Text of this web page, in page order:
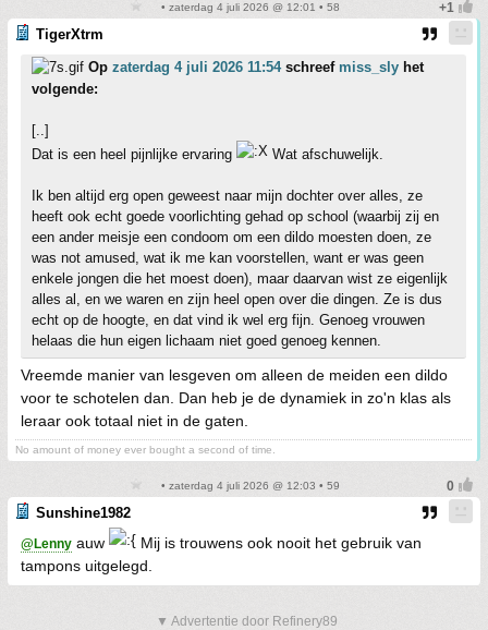
• zaterdag 4 juli 2026 @ 12:01 • 58
TigerXtrm
Op zaterdag 4 juli 2026 11:54schreef miss_sly het
volgende:
[..]
Dat is een heel pijnlijke ervaring
Wat afschuwelijk.
Ik ben altijd erg open geweest naar mijn dochter over alles, ze
heeft ook echt goede voorlichting gehad op school (waarbij zij en
een ander meisje een condoom om een dildo moesten doen, ze
was not amused, wat ik me kan voorstellen, want er was geen
enkele jongen die het moest doen), maar daarvan wist ze eigenlijk
alles al, en we waren en zijn heel open over die dingen. Ze is dus
echt op de hoogte, en dat vind ik wel erg fijn. Genoeg vrouwen
helaas die hun eigen lichaam niet goed genoeg kennen.
Vreemde manier van lesgeven om alleen de meiden een dildo
voor te schotelen dan. Dan heb je de dynamiek in zo'n klas als
leraar ook totaal niet in de gaten.
No amount of money ever bought a second of time.
• zaterdag 4 juli 2026 @ 12:03 • 59
Sunshine1982
@Lenny auw
Mij is trouwens ook nooit het gebruik van
tampons uitgelegd.
▼ Advertentie door Refinery89